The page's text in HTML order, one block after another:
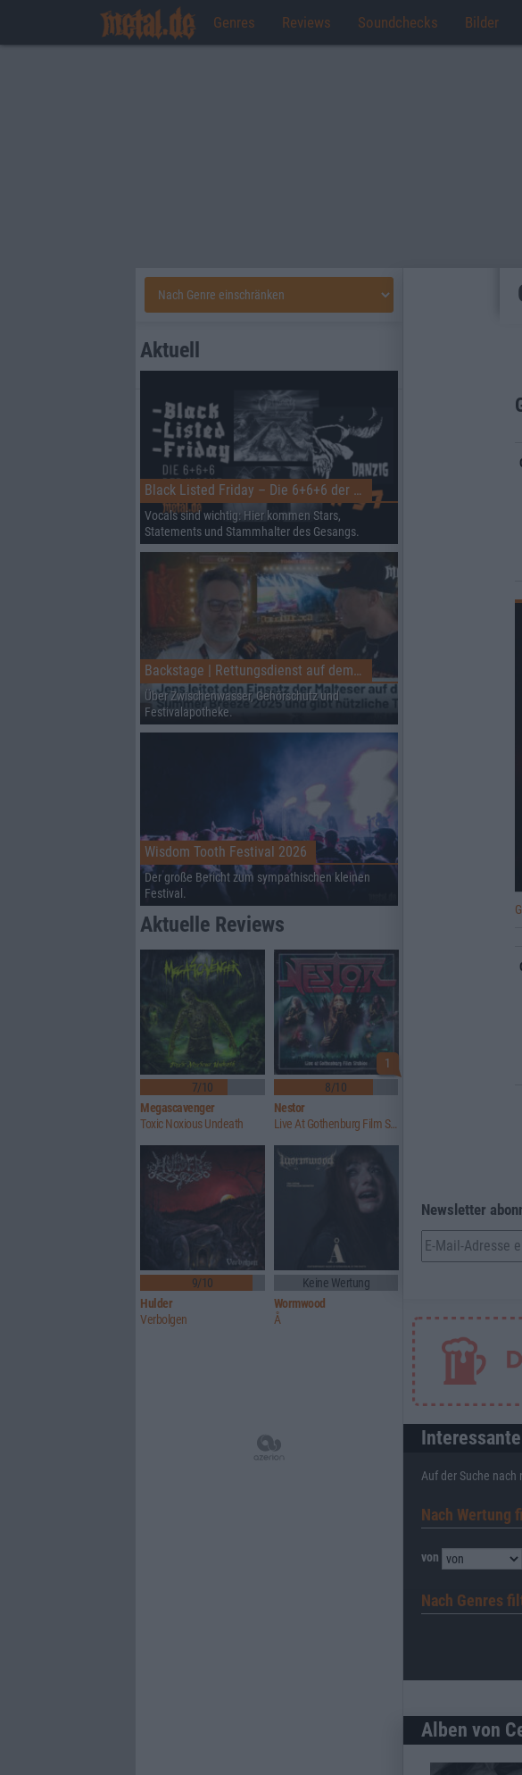
Genres Reviews Soundchecks Bilder
Newsletter
Auf der Suche nach
Nach Wertung
von
Nach Genres
Alben von
Aktuell
Black Listed Friday – Die 6+6+6 der Woche
Vocals sind wichtig: Hier kommen Stars,
Statements und Stammhalter des Gesangs.
Backstage | Rettungsdienst auf dem Summer Breeze
Über Zwischenwasser, Gehörschutz und
Festivalapotheke.
Wisdom Tooth Festival 2026
Der große Bericht zum sympathischen kleinen
Festival.
Aktuelle Reviews
7/10
Megascavenger
Toxic Noxious Undeath
1
8/10
Nestor
Live At Gothenburg Film Studios
9/10
Hulder
Verbolgen
Keine Wertung
Wormwood
Å